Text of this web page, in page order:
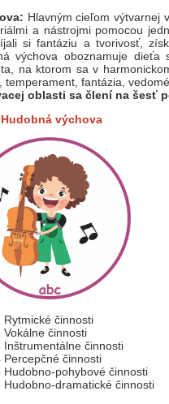
Hlavným cieľom výtvarnej
a nástrojmi pomocou
si fantáziu a tvorivosť,
výchova oboznamuje
na ktorom sa v
temperament, fantázia,
oblasti sa člení na šesť
Hudobná výchova
činnosti 2.1
činnosti 2.2
činnosti
pohybové
dramatické